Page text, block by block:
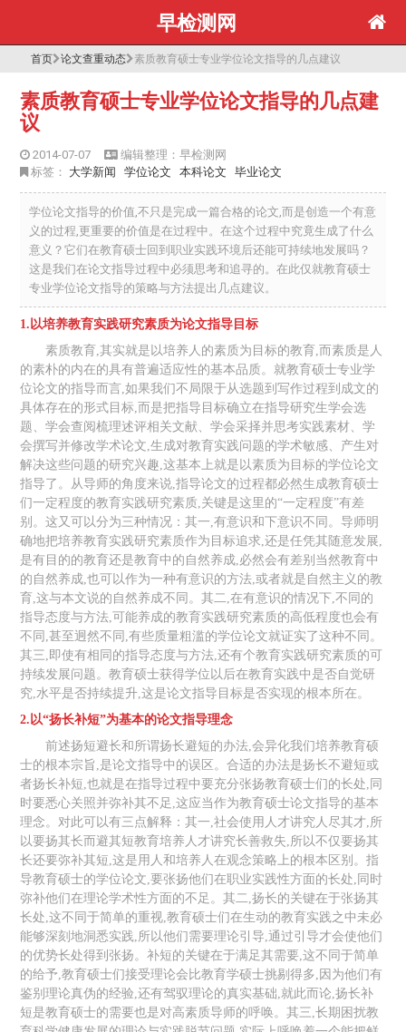
早检测网
首页 论文查重动态 素质教育硕士专业学位论文指导的几点建议
素质教育硕士专业学位论文指导的几点建
议
2014-07-07
编辑整理：早检测网
标签： 大学新闻 学位论文 本科论文 毕业论文
学位论文指导的价值,不只是完成一篇合格的论文,而是创造一个有意
义的过程,更重要的价值是在过程中。在这个过程中究竟生成了什么
意义？它们在教育硕士回到职业实践环境后还能可持续地发展吗？
这是我们在论文指导过程中必须思考和追寻的。在此仅就教育硕士
专业学位论文指导的策略与方法提出几点建议。
1.以培养教育实践研究素质为论文指导目标
素质教育,其实就是以培养人的素质为目标的教育,而素质是人
的素朴的内在的具有普遍适应性的基本品质。就教育硕士专业学
位论文的指导而言,如果我们不局限于从选题到写作过程到成文的
具体存在的形式目标,而是把指导目标确立在指导研究生学会选
题、学会查阅梳理述评相关文献、学会采择并思考实践素材、学
会撰写并修改学术论文,生成对教育实践问题的学术敏感、产生对
解决这些问题的研究兴趣,这基本上就是以素质为目标的学位论文
指导了。从导师的角度来说,指导论文的过程都必然生成教育硕士
们一定程度的教育实践研究素质,关键是这里的“一定程度”有差
别。这又可以分为三种情况：其一,有意识和下意识不同。导师明
确地把培养教育实践研究素质作为目标追求,还是任凭其随意发展,
是有目的的教育还是教育中的自然养成,必然会有差别当然教育中
的自然养成,也可以作为一种有意识的方法,或者就是自然主义的教
育,这与本文说的自然养成不同。其二,在有意识的情况下,不同的
指导态度与方法,可能养成的教育实践研究素质的高低程度也会有
不同,甚至迥然不同,有些质量粗滥的学位论文就证实了这种不同。
其三,即使有相同的指导态度与方法,还有个教育实践研究素质的可
持续发展问题。教育硕士获得学位以后在教育实践中是否自觉研
究,水平是否持续提升,这是论文指导目标是否实现的根本所在。
2.以“扬长补短”为基本的论文指导理念
前述扬短避长和所谓扬长避短的办法,会异化我们培养教育硕
士的根本宗旨,是论文指导中的误区。合适的办法是扬长不避短或
者扬长补短,也就是在指导过程中要充分张扬教育硕士们的长处,同
时要悉心关照并弥补其不足,这应当作为教育硕士论文指导的基本
理念。对此可以有三点解释：其一,社会使用人才讲究人尽其才,所
以要扬其长而避其短教育培养人才讲究长善救失,所以不仅要扬其
长还要弥补其短,这是用人和培养人在观念策略上的根本区别。指
导教育硕士的学位论文,要张扬他们在职业实践性方面的长处,同时
弥补他们在理论学术性方面的不足。其二,扬长的关键在于张扬其
长处,这不同于简单的重视,教育硕士们在生动的教育实践之中未必
能够深刻地洞悉实践,所以他们需要理论引导,通过引导才会使他们
的优势长处得到张扬。补短的关键在于满足其需要,这不同于简单
的给予,教育硕士们接受理论会比教育学硕士挑剔得多,因为他们有
鉴别理论真伪的经验,还有驾驭理论的真实基础,就此而论,扬长补
短是教育硕士的需要也是对高素质导师的呼唤。其三,长期困扰教